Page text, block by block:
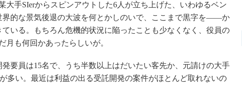
大手SIerからスピンアウトした6人が立ち上げた、いわゆるベン
界的な景気後退の大波を何とかしのいで、ここまで黒字を――か
いる。もちろん危機的状況に陥ったことも少なくなく、役員の
月も何回かあったらしいが。
要員は15名で、うち半数以上はだいたい客先か、元請けの大手
多い。最近は利益の出る受託開発の案件がほとんど取れないの